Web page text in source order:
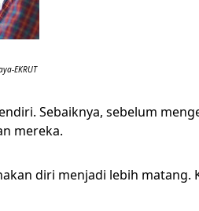
EKRUT
Sebaiknya, sebelum
mereka.
diri menjadi lebih matang.